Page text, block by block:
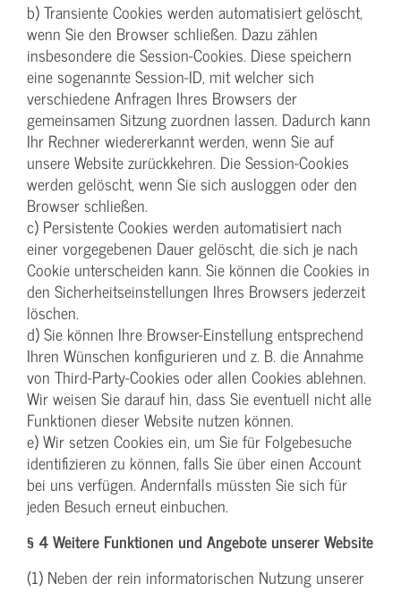
b) Transiente Cookies werden automatisiert gelöscht,
wenn Sie den Browser schließen. Dazu zählen
insbesondere die Session-Cookies. Diese speichern
eine sogenannte Session-ID, mit welcher sich
verschiedene Anfragen Ihres Browsers der
gemeinsamen Sitzung zuordnen lassen. Dadurch kann
Ihr Rechner wiedererkannt werden, wenn Sie auf
unsere Website zurückkehren. Die Session-Cookies
werden gelöscht, wenn Sie sich ausloggen oder den
Browser schließen.
c) Persistente Cookies werden automatisiert nach
einer vorgegebenen Dauer gelöscht, die sich je nach
Cookie unterscheiden kann. Sie können die Cookies in
den Sicherheitseinstellungen Ihres Browsers jederzeit
löschen.
d) Sie können Ihre Browser-Einstellung entsprechend
Ihren Wünschen konfigurieren und z. B. die Annahme
von Third-Party-Cookies oder allen Cookies ablehnen.
Wir weisen Sie darauf hin, dass Sie eventuell nicht alle
Funktionen dieser Website nutzen können.
e) Wir setzen Cookies ein, um Sie für Folgebesuche
identifizieren zu können, falls Sie über einen Account
bei uns verfügen. Andernfalls müssten Sie sich für
jeden Besuch erneut einbuchen.
§ 4 Weitere Funktionen und Angebote unserer Website
(1) Neben der rein informatorischen Nutzung unserer